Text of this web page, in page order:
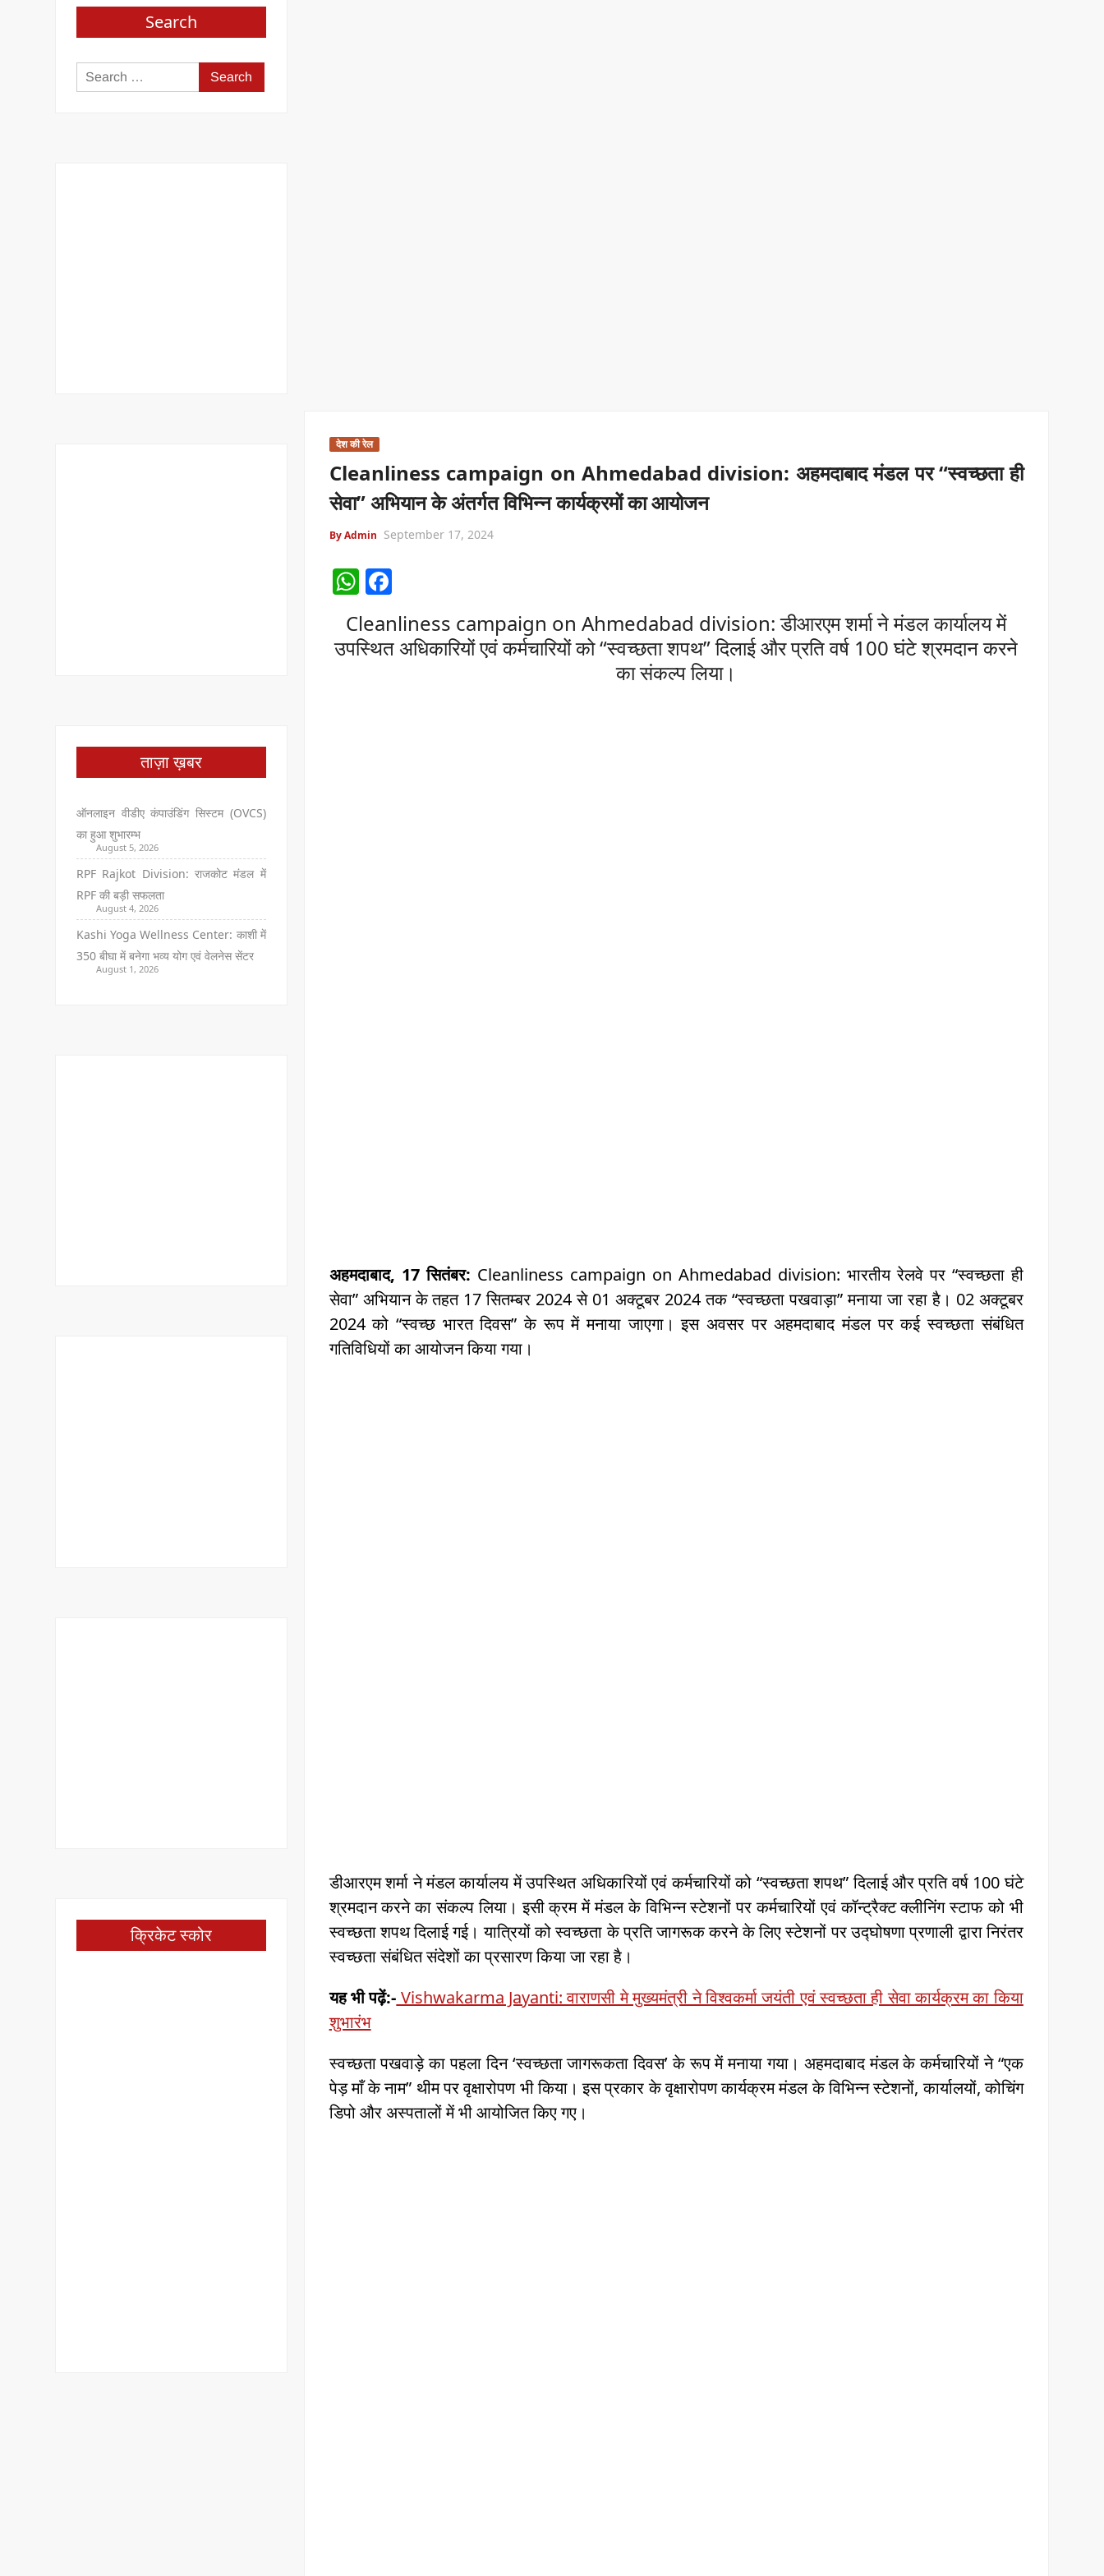
देश की रेल
Cleanliness campaign on Ahmedabad division: अहमदाबाद मंडल पर “स्वच्छता ही
सेवा” अभियान के अंतर्गत विभिन्न कार्यक्रमों का आयोजन
By Admin September 17, 2024
W
h
at
s
F
a
c
e
Cleanliness campaign on Ahmedabad division: डीआरएम शर्मा ने मंडल कार्यालय में
उपस्थित अधिकारियों एवं कर्मचारियों को “स्वच्छता शपथ” दिलाई और प्रति वर्ष 100 घंटे श्रमदान करने
का संकल्प लिया।
अहमदाबाद, 17 सितंबर: Cleanliness campaign on Ahmedabad division: भारतीय रेलवे पर “स्वच्छता ही
सेवा” अभियान के तहत 17 सितम्बर 2024 से 01 अक्टूबर 2024 तक “स्वच्छता पखवाड़ा” मनाया जा रहा है। 02 अक्टूबर
2024 को “स्वच्छ भारत दिवस” के रूप में मनाया जाएगा। इस अवसर पर अहमदाबाद मंडल पर कई स्वच्छता संबंधित
गतिविधियों का आयोजन किया गया।
डीआरएम शर्मा ने मंडल कार्यालय में उपस्थित अधिकारियों एवं कर्मचारियों को “स्वच्छता शपथ” दिलाई और प्रति वर्ष 100 घंटे
श्रमदान करने का संकल्प लिया। इसी क्रम में मंडल के विभिन्न स्टेशनों पर कर्मचारियों एवं कॉन्ट्रैक्ट क्लीनिंग स्टाफ को भी
स्वच्छता शपथ दिलाई गई। यात्रियों को स्वच्छता के प्रति जागरूक करने के लिए स्टेशनों पर उद्घोषणा प्रणाली द्वारा निरंतर
स्वच्छता संबंधित संदेशों का प्रसारण किया जा रहा है।
यह भी पढ़ें:- Vishwakarma Jayanti: वाराणसी मे मुख्यमंत्री ने विश्वकर्मा जयंती एवं स्वच्छता ही सेवा कार्यक्रम का किया
शुभारंभ
स्वच्छता पखवाड़े का पहला दिन ‘स्वच्छता जागरूकता दिवस’ के रूप में मनाया गया। अहमदाबाद मंडल के कर्मचारियों ने “एक
पेड़ माँ के नाम” थीम पर वृक्षारोपण भी किया। इस प्रकार के वृक्षारोपण कार्यक्रम मंडल के विभिन्न स्टेशनों, कार्यालयों, कोचिंग
डिपो और अस्पतालों में भी आयोजित किए गए।
Search
Search
for:
ताज़ा ख़बर
ऑनलाइन वीडीए कंपाउंडिंग सिस्टम (OVCS)
का हुआ शुभारम्भ
August 5, 2026
RPF Rajkot Division: राजकोट मंडल में
RPF की बड़ी सफलता
August 4, 2026
Kashi Yoga Wellness Center: काशी में
350 बीघा में बनेगा भव्य योग एवं वेलनेस सेंटर
August 1, 2026
क्रिकेट स्कोर